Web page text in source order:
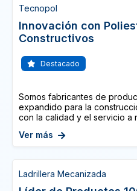
Tecnopol
Innovación con
Constructivos
Destacado
Somos fabricantes de
expandido para la
con la calidad y el servicio a
Ver más
Ladrillera Mecanizada